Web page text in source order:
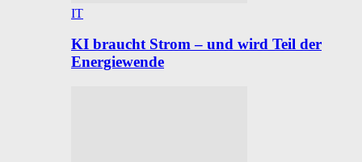
IT
KI braucht Strom – und wird Teil der
Energiewende